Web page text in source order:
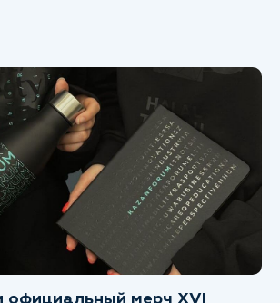
официальный мерч XVI